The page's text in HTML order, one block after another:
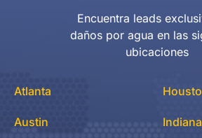
Encuentra leads
daños por agua en las
ubicaciones
Atlanta
Austin